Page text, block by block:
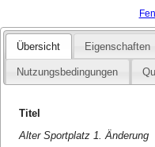
Übersicht Eigenschaften
Nutzungsbedingungen
Titel
Alter Sportplatz 1. Änderung